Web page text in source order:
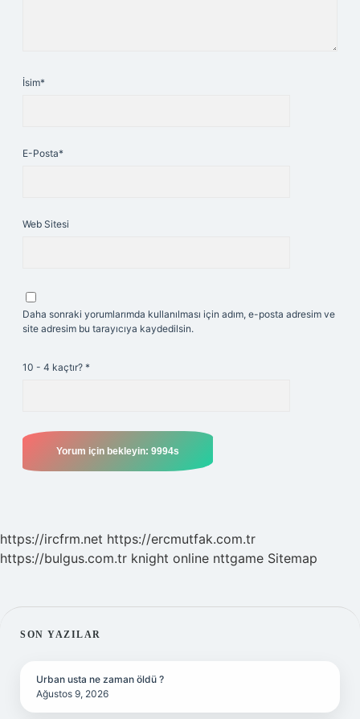
İsim*
E-Posta*
Web Sitesi
Daha sonraki yorumlarımda kullanılması için adım, e-posta adresim ve
site adresim bu tarayıcıya kaydedilsin.
10 - 4 kaçtır? *
https://ircfrm.net https://ercmutfak.com.tr
https://bulgus.com.tr knight online nttgame Sitemap
SIDEBAR
SON YAZILAR
Urban usta ne zaman öldü ?
Ağustos 9, 2026